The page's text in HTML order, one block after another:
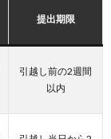
提出期限
引越し前の2週間
以内